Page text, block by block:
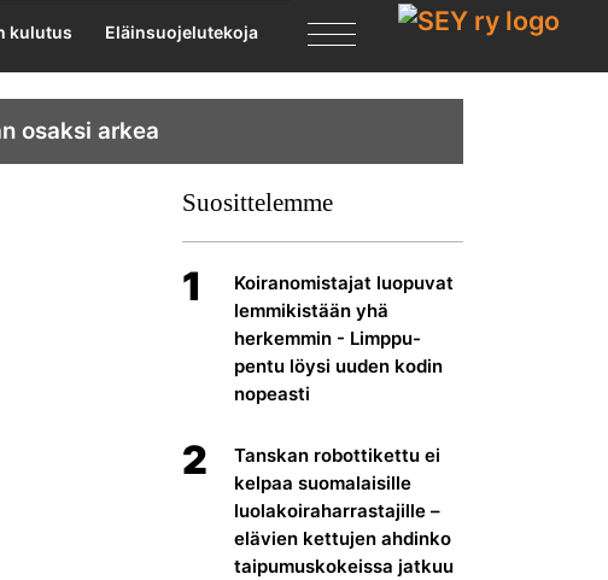
kulutus Eläinsuojelutekoja
osaksi arkea
Suosittelemme
1
Koiranomistajat luopuvat
lemmikistään yhä
herkemmin - Limppu-
pentu löysi uuden kodin
nopeasti
2
Tanskan robottikettu ei
kelpaa suomalaisille
luolakoiraharrastajille –
elävien kettujen ahdinko
taipumuskokeissa jatkuu